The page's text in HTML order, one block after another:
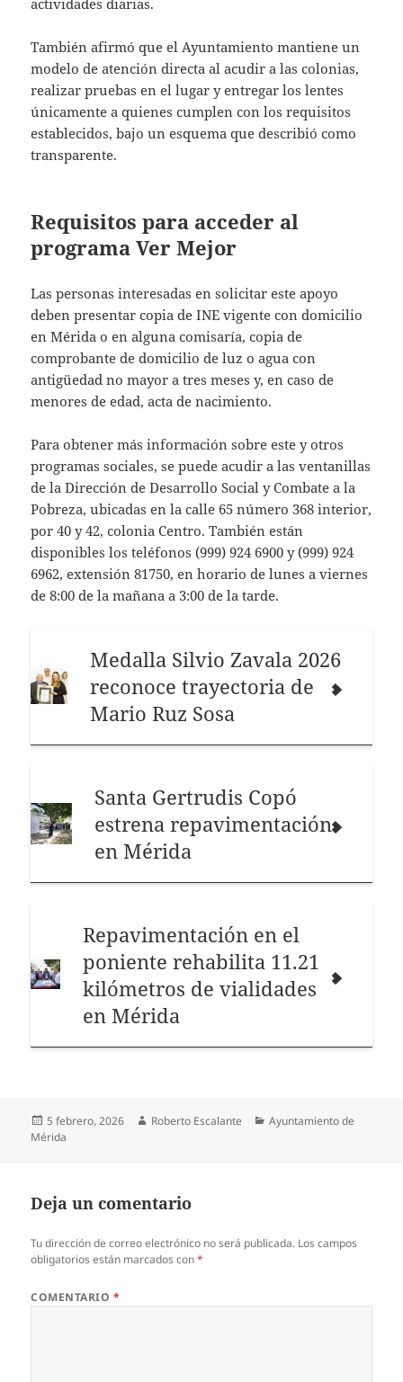
También afirmó que el Ayuntamiento mantiene un
modelo de atención directa al acudir a las colonias,
realizar pruebas en el lugar y entregar los lentes
únicamente a quienes cumplen con los requisitos
establecidos, bajo un esquema que describió como
transparente.
Requisitos para acceder al
programa Ver Mejor
Las personas interesadas en solicitar este apoyo
deben presentar copia de INE vigente con domicilio
en Mérida o en alguna comisaría, copia de
comprobante de domicilio de luz o agua con
antigüedad no mayor a tres meses y, en caso de
menores de edad, acta de nacimiento.
Para obtener más información sobre este y otros
programas sociales, se puede acudir a las ventanillas
de la Dirección de Desarrollo Social y Combate a la
Pobreza, ubicadas en la calle 65 número 368 interior,
por 40 y 42, colonia Centro. También están
disponibles los teléfonos (999) 924 6900 y (999) 924
6962, extensión 81750, en horario de lunes a viernes
de 8:00 de la mañana a 3:00 de la tarde.
Medalla Silvio Zavala 2026
reconoce trayectoria de
Mario Ruz Sosa
Santa Gertrudis Copó
estrena repavimentación
en Mérida
Repavimentación en el
poniente rehabilita 11.21
kilómetros de vialidades
en Mérida
Publicado
el
5 febrero, 2026 Autor
Roberto Escalante Categorías
Ayuntamiento de
Mérida
Deja un comentario
Tu dirección de correo electrónico no será publicada. Los campos
obligatorios están marcados con*
COMENTARIO *